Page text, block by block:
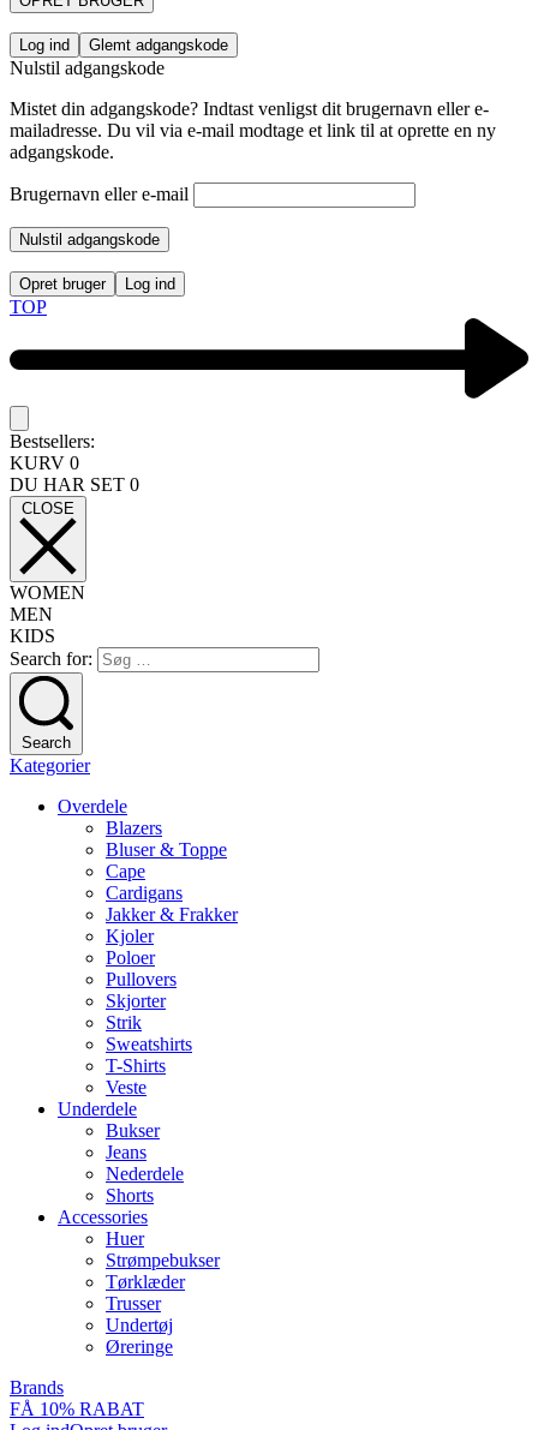
Log ind Glemt adgangskode
Nulstil adgangskode
Mistet din adgangskode? Indtast venligst dit brugernavn eller e-
mailadresse. Du vil via e-mail modtage et link til at oprette en ny
adgangskode.
Brugernavn eller e-mail
Nulstil adgangskode
Opret bruger Log ind
TOP
Bestsellers:
KURV 0
DU HAR SET 0
CLOSE
WOMEN
MEN
KIDS
Search for:
Search
Kategorier
Overdele
Blazers
Bluser & Toppe
Cape
Cardigans
Jakker & Frakker
Kjoler
Poloer
Pullovers
Skjorter
Strik
Sweatshirts
T-Shirts
Veste
Underdele
Bukser
Jeans
Nederdele
Shorts
Accessories
Huer
Strømpebukser
Tørklæder
Trusser
Undertøj
Øreringe
Brands
FÅ 10% RABAT